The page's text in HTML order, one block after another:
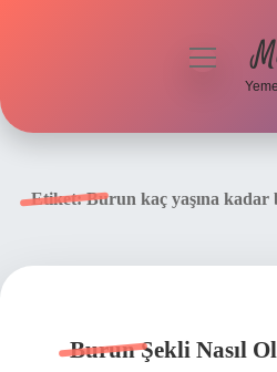
menüyü
Etiket:Burun kaç yaşına kadar
Burun Şekli Nasıl